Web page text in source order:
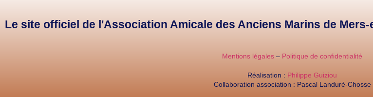
Le site officiel de l'Association Amicale des Anciens Marins de
Mentions légales – Politique de confidentialité
Réalisation : Philippe Guiziou
Collaboration association : Pascal Landuré-Chosse